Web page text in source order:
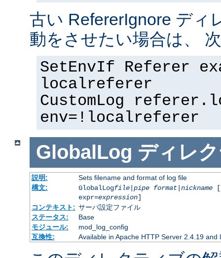
古い RefererIgnore ディ
動をさせたい場合は、
SetEnvIf Referer
localreferer
CustomLog
env=!localreferer
GlobalLog ディレ
説明:
Sets filename and format of log file
構文:
GlobalLogfile| pipe format| nickname
expr=expression]
コンテキスト: サーバ設定ファイル
ステータス:
Base
モジュール:
mod_log_config
互換性:
Available in Apache HTTP Server 2.4.19 and